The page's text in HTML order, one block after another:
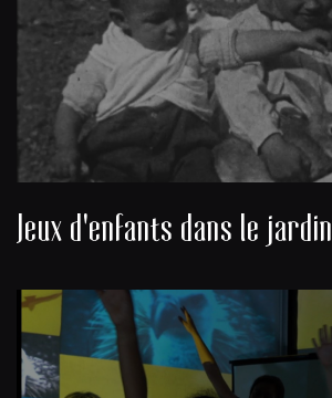
Jeux d'enfants dans le jardin